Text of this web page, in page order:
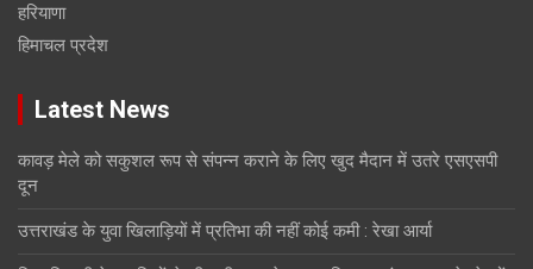
हरियाणा
हिमाचल प्रदेश
Latest News
कावड़ मेले को सकुशल रूप से संपन्न कराने के लिए खुद मैदान में उतरे एसएसपी
दून
उत्तराखंड के युवा खिलाड़ियों में प्रतिभा की नहीं कोई कमी : रेखा आर्या